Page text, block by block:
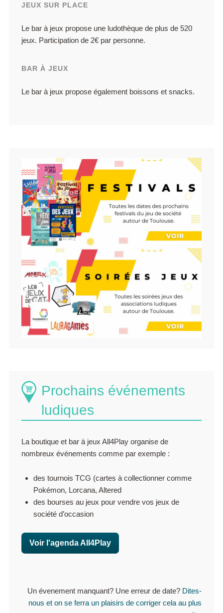
JEUX SUR PLACE
Le bar à jeux propose une ludothèque de plus de 520
jeux. Participation de 2€ par personne.
BAR À JEUX
Le bar à jeux propose également boissons et snacks.
Prochains événements
ludiques
La boutique et bar à jeux All4Play organise de
nombreux événements comme par exemple :
des tournois TCG (cartes à collectionner comme
Pokémon, Lorcana, Altered
des bourses au jeux pour vendre vos jeux de
société d’occasion
Voir l'agenda All4Play
Un évenement manquant? Une erreur de date? Dites-
nous et on se ferra un plaisirs de corriger cela au plus